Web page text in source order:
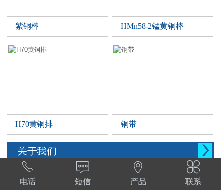
紫铜棒 HMn58-2锰黄铜棒
H70黄铜排 铜带
关于我们 
西安晨腾物资有限公司 常年销售铜管，铜棒。
铜棒，铜排等。材质:T1,T2,T3,TP2,Tu1,TU2,

电话

短信

产品

联系